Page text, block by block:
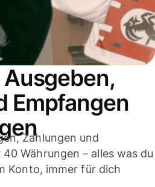
Empfangen
Zahlungen und
Währungen – alles was du
Konto, immer für dich